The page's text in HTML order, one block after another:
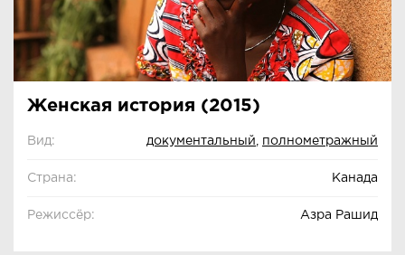
Женская история (2015)
Вид: документальный полнометражный
Страна: Канада
Режиссёр: Азра Рашид